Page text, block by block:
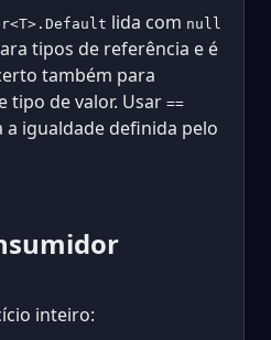
lida com null
tipos de referência e é
também para
tipo de valor. Usar ==
igualdade definida pelo
inteiro: